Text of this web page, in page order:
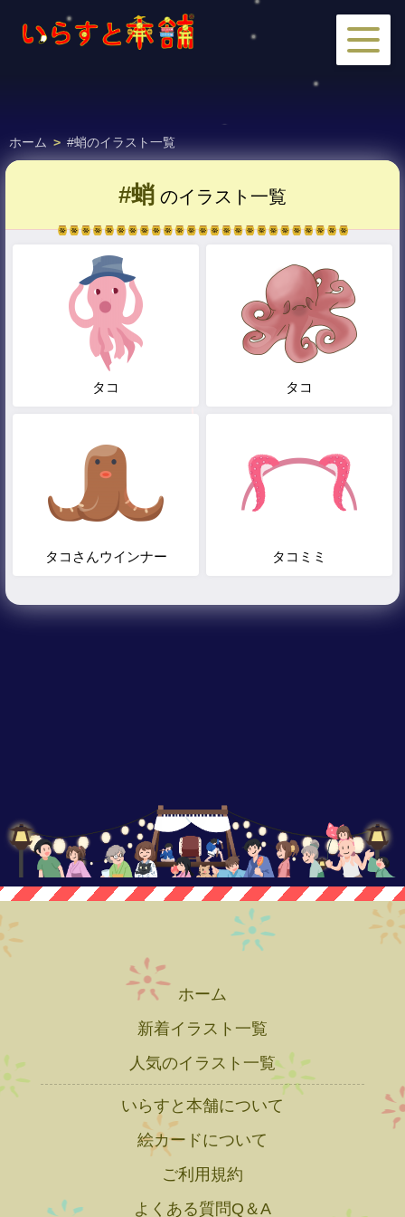
ホーム > #蛸のイラスト一覧
#蛸 のイラスト一覧
タコ タコ
タコさんウインナー タコミミ
ホーム
新着イラスト一覧
人気のイラスト一覧
いらすと本舗について
絵カードについて
ご利用規約
よくある質問Q＆A